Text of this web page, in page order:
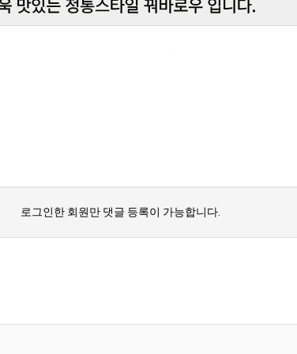
로그인한 회원만 댓글 등록이 가능합니다.